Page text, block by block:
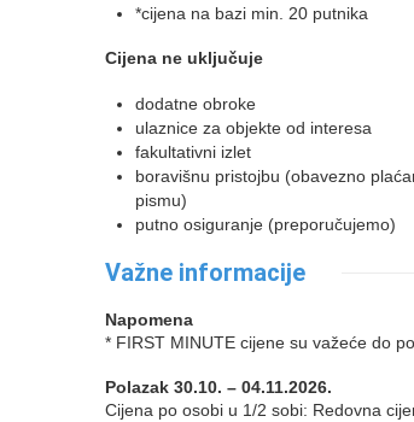
*cijena na bazi min. 20 putnika
Cijena ne uključuje
dodatne obroke
ulaznice za objekte od interesa
fakultativni izlet
boravišnu pristojbu (obavezno
pismu)
putno osiguranje (preporučujemo)
Važne informacije
Napomena
* FIRST MINUTE cijene su važeće do
Polazak 30.10. – 04.11.2026.
Cijena po osobi u 1/2 sobi: Redovna